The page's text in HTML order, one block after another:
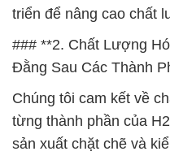
triển để nâng cao chất
### **2. Chất Lượng
Đằng Sau Các Thành
Chúng tôi cam kết về
từng thành phần của
sản xuất chặt chẽ và